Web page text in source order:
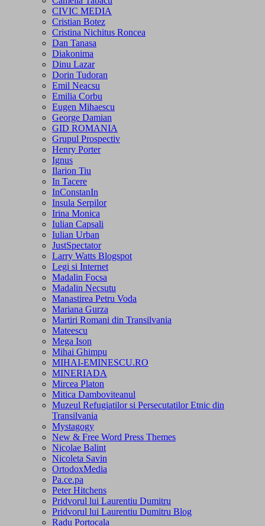
CIVIC MEDIA
Cristian Botez
Cristina Nichitus Roncea
Dan Tanasa
Diakonima
Dinu Lazar
Dorin Tudoran
Emil Neacsu
Emilia Corbu
Eugen Mihaescu
George Damian
GID ROMANIA
Grupul Prospectiv
Henry Porter
Ignus
Ilarion Tiu
In Tacere
InConstanIn
Insula Serpilor
Irina Monica
Iulian Capsali
Iulian Urban
JustSpectator
Larry Watts Blogspot
Legi si Internet
Madalin Focsa
Madalin Necsutu
Manastirea Petru Voda
Mariana Gurza
Martiri Romani din Transilvania
Mateescu
Mega Ison
Mihai Ghimpu
MIHAI-EMINESCU.RO
MINERIADA
Mircea Platon
Mitica Damboviteanul
Muzeul Refugiatilor si Persecutatilor Etnic din
Transilvania
Mystagogy
New & Free Word Press Themes
Nicolae Balint
Nicoleta Savin
OrtodoxMedia
Pa.ce.pa
Peter Hitchens
Pridvorul lui Laurentiu Dumitru
Pridvorul lui Laurentiu Dumitru Blog
Radu Portocala